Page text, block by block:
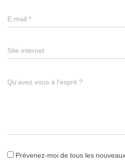
E-mail *
Site internet
Qu’avez vous à l’esprit ?
Prévenez-moi de tous les